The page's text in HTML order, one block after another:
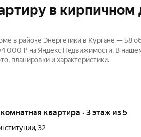
в кирпичном
в районе Энергетики в Кургане — 58
000 ₽ на Яндекс Недвижимости. В
планировки и характеристики.
комнатная квартира · 3 этаж из 5
,32